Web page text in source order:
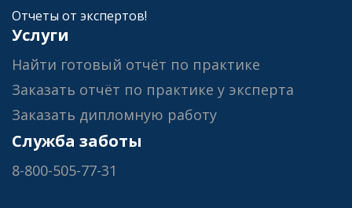
Отчеты от экспертов!
Услуги
Найти готовый отчёт по практике
Заказать отчёт по практике у эксперта
Заказать дипломную работу
Служба заботы
8-800-505-77-31